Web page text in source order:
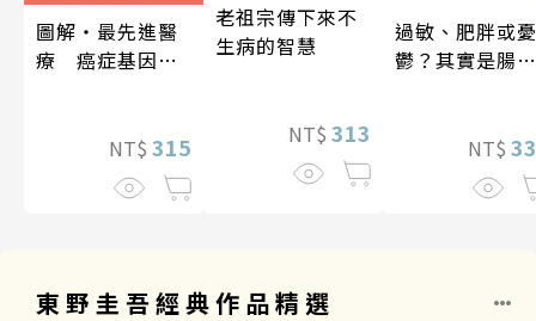
圖解‧最先進醫
療 癌症基因療
NT$ 315
老祖宗傳下來不
生病的智慧
NT$ 313
過敏、肥胖或憂
鬱？其實是腸道
NT$
東野圭吾經典作品精選